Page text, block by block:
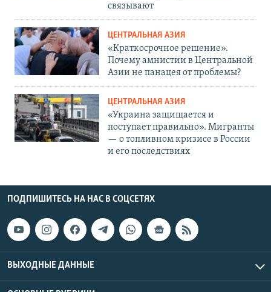
связывают
ЦЕНТРАЛЬНАЯ АЗИЯ
«Краткосрочное решение».
Почему амнистии в Центральной
Азии не панацея от проблемы?
ЦЕНТРАЛЬНАЯ АЗИЯ
«Украина защищается и
поступает правильно». Мигранты
— о топливном кризисе в России
и его последствиях
ПОДПИШИТЕСЬ НА НАС В СОЦСЕТЯХ
ВЫХОДНЫЕ ДАННЫЕ